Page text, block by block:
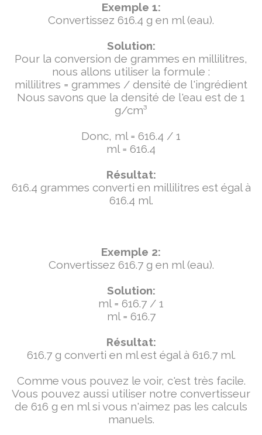
Exemple 1:
Convertissez 616.4 g en ml (eau).
Solution:
Pour la conversion de grammes en millilitres,
nous allons utiliser la formule :
millilitres = grammes / densité de l'ingrédient
Nous savons que la densité de l'eau est de 1
g/cm³
Donc, ml = 616.4 / 1
ml = 616.4
Résultat:
616.4 grammes converti en millilitres est égal à
616.4 ml.
Exemple 2:
Convertissez 616.7 g en ml (eau).
Solution:
ml = 616.7 / 1
ml = 616.7
Résultat:
616.7 g converti en ml est égal à 616.7 ml.
Comme vous pouvez le voir, c'est très facile.
Vous pouvez aussi utiliser notre convertisseur
de 616 g en ml si vous n'aimez pas les calculs
manuels.